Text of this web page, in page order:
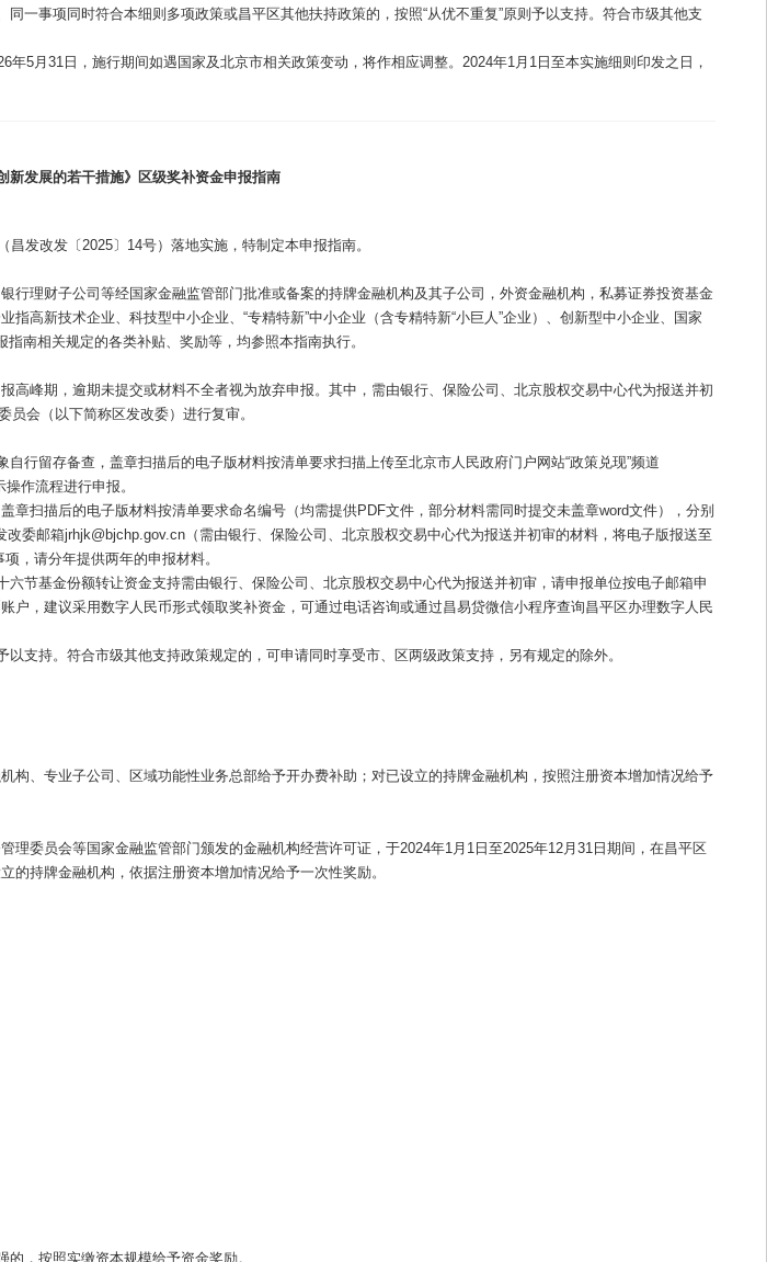
一事项同时符合本细则多项政策或昌平区其他扶持政策的，按照“从优不重复”原则予以支持。符合市级其他支
5月31日，施行期间如遇国家及北京市相关政策变动，将作相应调整。2024年1月1日至本实施细则印发之日，
新发展的若干措施》区级奖补资金申报指南
发改发〔2025〕14号）落地实施，特制定本申报指南。
理财子公司等经国家金融监管部门批准或备案的持牌金融机构及其子公司，外资金融机构，私募证券投资基金
高新技术企业、科技型中小企业、“专精特新”中小企业（含专精特新“小巨人”企业）、创新型中小企业、国家
南相关规定的各类补贴、奖励等，均参照本指南执行。
峰期，逾期未提交或材料不全者视为放弃申报。其中，需由银行、保险公司、北京股权交易中心代为报送并初
会（以下简称区发改委）进行复审。
行留存备查，盖章扫描后的电子版材料按清单要求扫描上传至北京市人民政府门户网站“政策兑现”频道
作流程进行申报。
扫描后的电子版材料按清单要求命名编号（均需提供PDF文件，部分材料需同时提交未盖章word文件），分别
委邮箱jrhjk@bjchp.gov.cn（需由银行、保险公司、北京股权交易中心代为报送并初审的材料，将电子版报送至
，请分年提供两年的申报材料。
节基金份额转让资金支持需由银行、保险公司、北京股权交易中心代为报送并初审，请申报单位按电子邮箱申
，建议采用数字人民币形式领取奖补资金，可通过电话咨询或通过昌易贷微信小程序查询昌平区办理数字人民
支持。符合市级其他支持政策规定的，可申请同时享受市、区两级政策支持，另有规定的除外。
、专业子公司、区域功能性业务总部给予开办费补助；对已设立的持牌金融机构，按照注册资本增加情况给予
委员会等国家金融监管部门颁发的金融机构经营许可证，于2024年1月1日至2025年12月31日期间，在昌平区
持牌金融机构，依据注册资本增加情况给予一次性奖励。
，按照实缴资本规模给予资金奖励。